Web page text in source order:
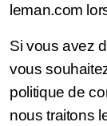
leman.com
Si vous avez
vous
politique de
nous traitons